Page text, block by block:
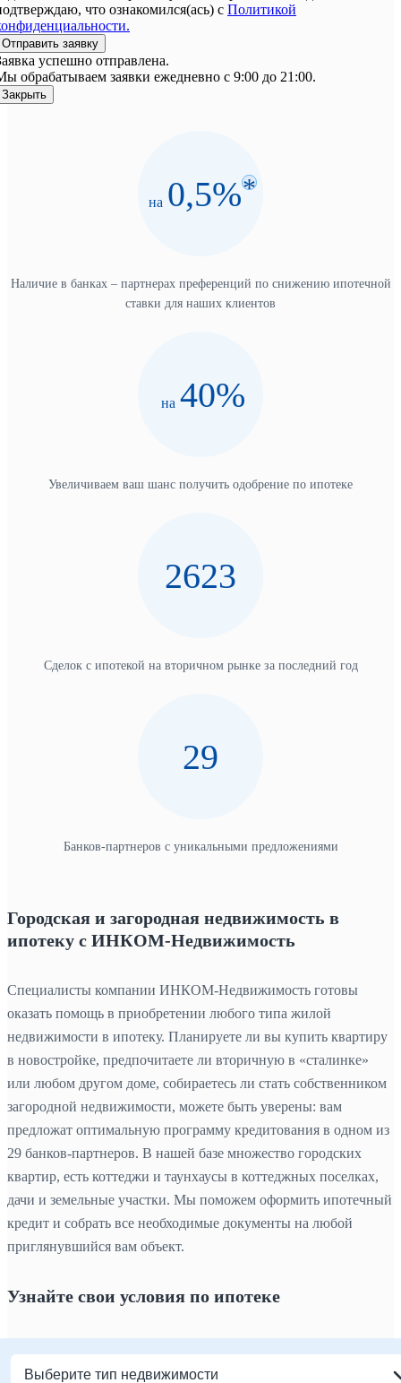
что ознакомился(ась) c Политикой
Отправить заявку
успешно отправлена.
обрабатываем заявки ежедневно с 9:00 до 21:00.
Закрыть
на 0,5%*
Наличие в банках – партнерах преференций по снижению ипотечной
ставки для наших клиентов
на 40%
Увеличиваем ваш шанс получить одобрение по ипотеке
2623
Сделок с ипотекой на вторичном рынке за последний год
29
Банков-партнеров с уникальными предложениями
Городская и загородная недвижимость в
ипотеку с ИНКОМ‑Недвижимость
Специалисты компании ИНКОМ‑Недвижимость готовы
оказать помощь в приобретении любого типа жилой
недвижимости в ипотеку. Планируете ли вы купить квартиру
в новостройке, предпочитаете ли вторичную в «сталинке»
или любом другом доме, собираетесь ли стать собственником
загородной недвижимости, можете быть уверены: вам
предложат оптимальную программу кредитования в одном из
29 банков-партнеров. В нашей базе множество городских
квартир, есть коттеджи и таунхаусы в коттеджных поселках,
дачи и земельные участки. Мы поможем оформить ипотечный
кредит и собрать все необходимые документы на любой
приглянувшийся вам объект.
Узнайте свои условия по ипотеке
Выберите тип недвижимости